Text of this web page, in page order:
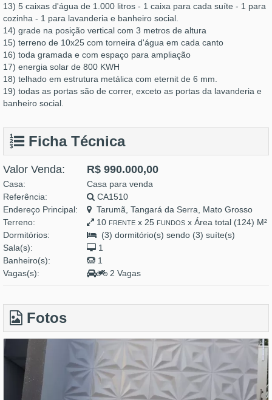
13) 5 caixas d'água de 1.000 litros - 1 caixa para cada suíte - 1 para
cozinha - 1 para lavanderia e banheiro social.
14) grade na posição vertical com 3 metros de altura
15) terreno de 10x25 com torneira d'água em cada canto
16) toda gramada e com espaço para ampliação
17) energia solar de 800 KWH
18) telhado em estrutura metálica com eternit de 6 mm.
19) todas as portas são de correr, exceto as portas da lavanderia e
banheiro social.
Ficha Técnica
Valor Venda: R$ 990.000,00
Casa:
Casa para venda
Referência:
CA1510
Endereço Principal:
Tarumã, Tangará da Serra, Mato Grosso
Terreno:
10 FRENTE x 25 FUNDOS x Área total (124) M²
Dormitórios:
(3) dormitório(s) sendo (3) suíte(s)
Sala(s):
1
Banheiro(s):
1
Vagas(s):
2 Vagas
Fotos